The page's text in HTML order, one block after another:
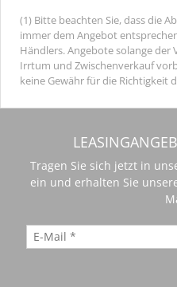
(1) Bitte beachten Sie, dass die
immer dem Angebot
Händlers. Angebote solange
Irrtum und Zwischenverkauf
keine Gewähr für die Richtigkeit
Tragen Sie sich jetzt in
ein und erhalten Sie